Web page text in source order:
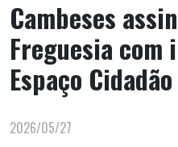
Cambeses
Freguesia com
Espaço Cidadão
2026/05/27